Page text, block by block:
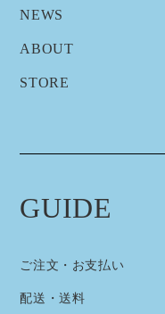
NEWS
ABOUT
STORE
GUIDE
ご注文・お支払い
配送・送料